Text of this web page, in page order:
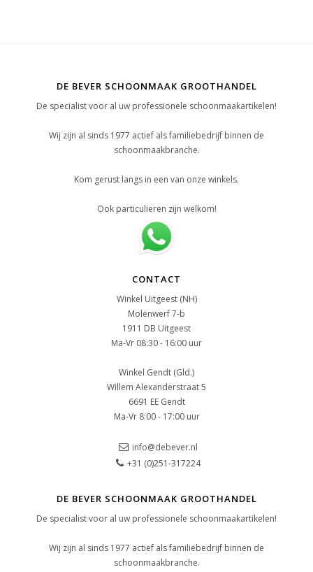
DE BEVER SCHOONMAAK GROOTHANDEL
De specialist voor al uw professionele schoonmaakartikelen!
Wij zijn al sinds 1977 actief als familiebedrijf binnen de
schoonmaakbranche.
Kom gerust langs in een van onze winkels.
Ook particulieren zijn welkom!
CONTACT
Winkel Uitgeest (NH)
Molenwerf 7-b
1911 DB Uitgeest
Ma-Vr 08:30 - 16:00 uur
Winkel Gendt (Gld.)
Willem Alexanderstraat 5
6691 EE Gendt
Ma-Vr 8:00 - 17:00 uur
info@debever.nl
+31 (0)251-317224
DE BEVER SCHOONMAAK GROOTHANDEL
De specialist voor al uw professionele schoonmaakartikelen!
Wij zijn al sinds 1977 actief als familiebedrijf binnen de
schoonmaakbranche.